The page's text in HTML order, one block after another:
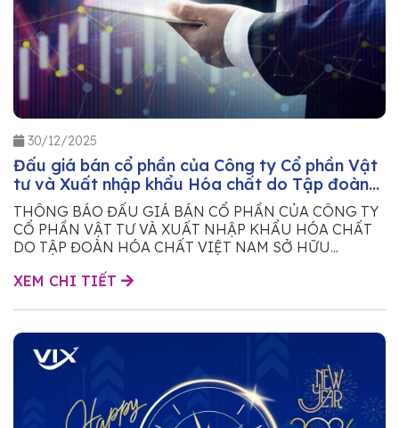
30/12/2025
Đấu giá bán cổ phần của Công ty Cổ phần Vật
tư và Xuất nhập khẩu Hóa chất do Tập đoàn
Hóa chất Việt Nam sở hữu
THÔNG BÁO ĐẤU GIÁ BÁN CỔ PHẦN CỦA CÔNG TY
CỔ PHẦN VẬT TƯ VÀ XUẤT NHẬP KHẨU HÓA CHẤT
DO TẬP ĐOÀN HÓA CHẤT VIỆT NAM SỞ HỮU...
XEM CHI TIẾT